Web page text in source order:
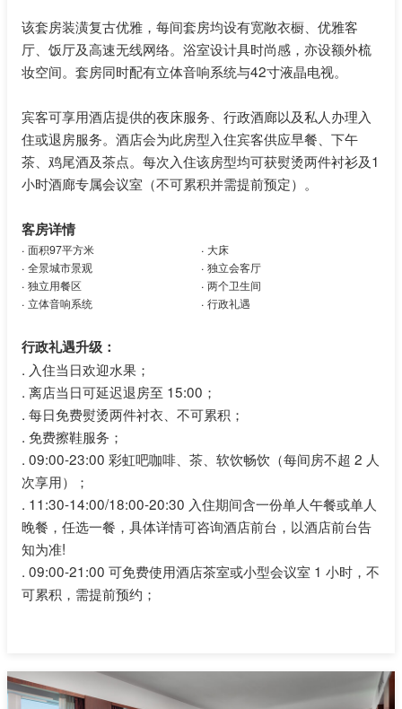
该套房装潢复古优雅，每间套房均设有宽敞衣橱、优雅客
厅、饭厅及高速无线网络。浴室设计具时尚感，亦设额外梳
妆空间。套房同时配有立体音响系统与42寸液晶电视。
宾客可享用酒店提供的夜床服务、行政酒廊以及私人办理入
住或退房服务。酒店会为此房型入住宾客供应早餐、下午
茶、鸡尾酒及茶点。每次入住该房型均可获熨烫两件衬衫及1
小时酒廊专属会议室（不可累积并需提前预定）。
客房详情
. 面积97平方米 . 大床
. 全景城市景观 . 独立会客厅
. 独立用餐区 . 两个卫生间
. 立体音响系统 . 行政礼遇
行政礼遇升级：
. 入住当日欢迎水果；
. 离店当日可延迟退房至 15:00；
. 每日免费熨烫两件衬衣、不可累积；
. 免费擦鞋服务；
. 09:00-23:00 彩虹吧咖啡、茶、软饮畅饮（每间房不超 2 人
次享用）；
. 11:30-14:00/18:00-20:30 入住期间含一份单人午餐或单人
晚餐，任选一餐，具体详情可咨询酒店前台，以酒店前台告
知为准!
. 09:00-21:00 可免费使用酒店茶室或小型会议室 1 小时，不
可累积，需提前预约；